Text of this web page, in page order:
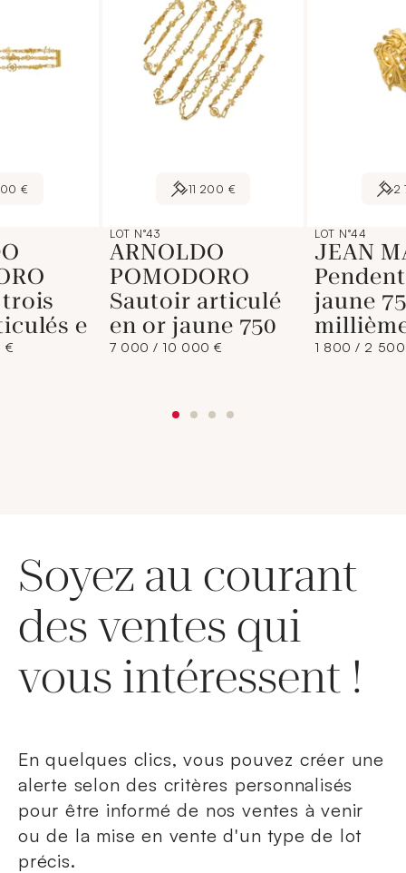
€
e
€
11 200 €
LOT N°43
ARNOLDO
POMODORO
Sautoir articulé
en or jaune 750
7 000 / 10 000 €
2
LOT N°44
JEAN
jaune
1 800 / 2
Soyez au courant
des ventes qui
vous intéressent !
En quelques clics, vous pouvez créer une
alerte selon des critères personnalisés
pour être informé de nos ventes à venir
ou de la mise en vente d'un type de lot
précis.